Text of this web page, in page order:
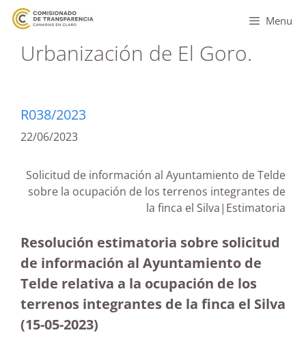
Menu
Urbanización de El Goro.
R038/2023
22/06/2023
Solicitud de información al Ayuntamiento de Telde
sobre la ocupación de los terrenos integrantes de
la finca el Silva|Estimatoria
Resolución estimatoria sobre solicitud
de información al Ayuntamiento de
Telde relativa a la ocupación de los
terrenos integrantes de la finca el Silva
(15-05-2023)